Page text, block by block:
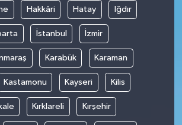
Hakkâri Hatay Iğdır
İstanbul İzmir
Karabük Karaman
Kastamonu Kayseri Kilis
Kırklareli Kırşehir